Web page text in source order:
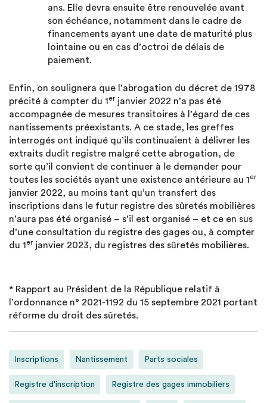
ans. Elle devra ensuite être renouvelée avant
son échéance, notamment dans le cadre de
financements ayant une date de maturité plus
lointaine ou en cas d’octroi de délais de
paiement.
Enfin, on soulignera que l’abrogation du décret de 1978
précité à compter du 1er janvier 2022 n’a pas été
accompagnée de mesures transitoires à l’égard de ces
nantissements préexistants. A ce stade, les greffes
interrogés ont indiqué qu’ils continuaient à délivrer les
extraits dudit registre malgré cette abrogation, de
sorte qu’il convient de continuer à le demander pour
toutes les sociétés ayant une existence antérieure au 1er
janvier 2022, au moins tant qu’un transfert des
inscriptions dans le futur registre des sûretés mobilières
n’aura pas été organisé – s’il est organisé – et ce en sus
d’une consultation du registre des gages ou, à compter
du 1er janvier 2023, du registres des sûretés mobilières.
* Rapport au Président de la République relatif à
l’ordonnance n° 2021-1192 du 15 septembre 2021 portant
réforme du droit des sûretés.
Inscriptions Nantissement Parts sociales
Registre d'inscription Registre des gages immobiliers